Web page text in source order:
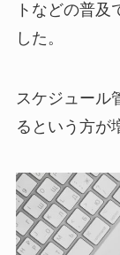
トなどの普及
した。
スケジュール
るという方が